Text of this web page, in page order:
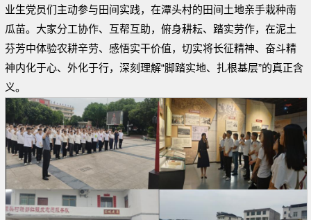
业生党员们主动参与田间实践，在潭头村的田间土地亲手栽种南
瓜苗。大家分工协作、互帮互助，俯身耕耘、踏实劳作，在泥土
芬芳中体验农耕辛劳、感悟实干价值，切实将长征精神、奋斗精
神内化于心、外化于行，深刻理解“脚踏实地、扎根基层”的真正含
义。